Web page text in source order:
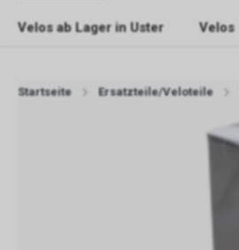
Velos ab Lager in Uster Velos
Startseite Ersatzteile/Veloteile